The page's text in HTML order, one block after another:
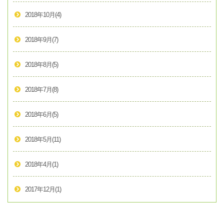
2018年10月 (4)
2018年9月 (7)
2018年8月 (5)
2018年7月 (8)
2018年6月 (5)
2018年5月 (11)
2018年4月 (1)
2017年12月 (1)